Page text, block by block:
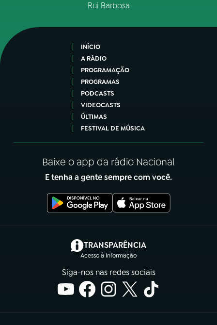
Rui Barbosa
INÍCIO
A RÁDIO
PROGRAMAÇÃO
PROGRAMAS
PODCASTS
VIDEOCASTS
ÚLTIMAS
FESTIVAL DE MÚSICA
Baixe o app da rádio Nacional
E tenha a gente sempre com você.
TRANSPARÊNCIA
Acesso à Informação
(abre em nova aba)
Siga-nos nas redes sociais